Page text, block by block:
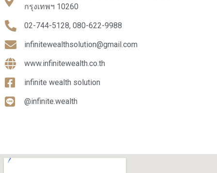
กรุงเทพฯ 10260
02-744-5128, 080-622-9988
infinitewealthsolution@gmail.com
www.infinitewealth.co.th
infinite wealth solution
@infinite.wealth